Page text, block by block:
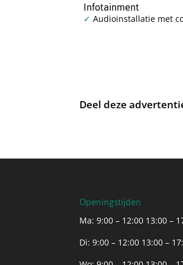
Infotainment
Audioinstallatie met
Deel deze
Openingstijden
Ma: 9:00 – 12:00 13:00 –
Di: 9:00 – 12:00 13:00 –